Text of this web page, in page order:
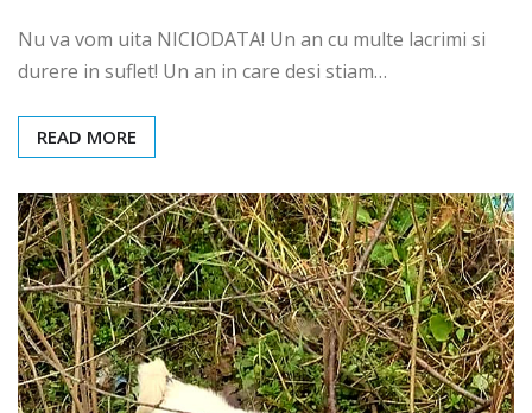
admin apr. 5, 2023 0
Nu va vom uita NICIODATA! Un an cu multe lacrimi si
durere in suflet! Un an in care desi stiam…